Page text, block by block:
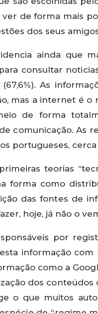
de forma mais
dos seus
ainda que
consultar
As
mas a internet é o
de forma
comunicação. As
portugueses, cerca
teorias
forma como
das fontes de
hoje, já não o
por
informação
como a
dos
o que muitos